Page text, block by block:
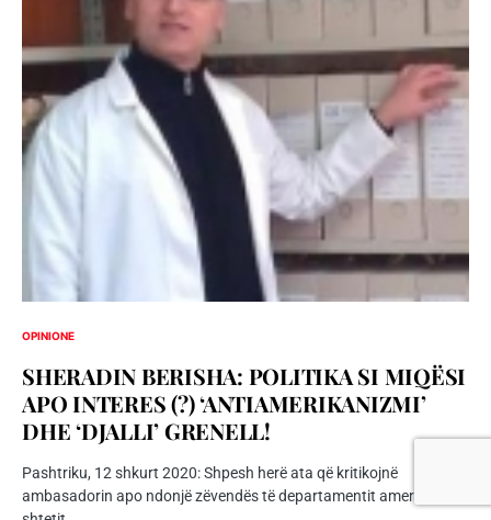
OPINIONE
SHERADIN BERISHA: POLITIKA SI MIQËSI
APO INTERES (?) ‘ANTIAMERIKANIZMI’
DHE ‘DJALLI’ GRENELL!
Pashtriku, 12 shkurt 2020: Shpesh herë ata që kritikojnë
ambasadorin apo ndonjë zëvendës të departamentit amerikanë të